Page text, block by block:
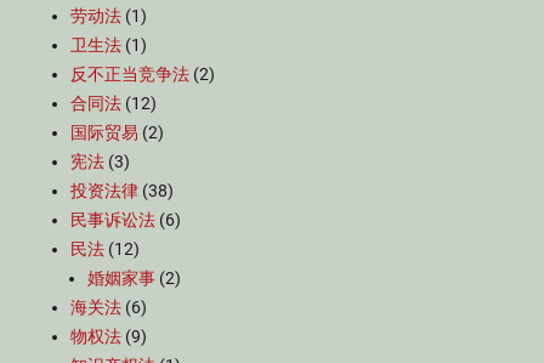
劳动法 (1)
卫生法 (1)
反不正当竞争法 (2)
合同法 (12)
国际贸易 (2)
宪法 (3)
投资法律 (38)
民事诉讼法 (6)
民法 (12)
婚姻家事 (2)
海关法 (6)
物权法 (9)